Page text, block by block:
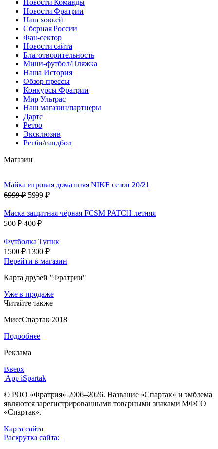
Новости Команды
Новости Фратрии
Наш хоккей
Сборная России
Фан-cектор
Новости сайта
Благотворительность
Мини-футбол/Пляжка
Наша История
Обзор прессы
Конкурсы Фратрии
Мир Ультрас
Наш магазин/партнеры
Дартс
Ретро
Эксклюзив
Регби/гандбол
Магазин
Майка игровая домашняя NIKE сезон 20/21
6999 ₽ 5999 ₽
Маска защитная чёрная FCSM PATCH летняя
500 ₽ 400 ₽
Футболка Тупик
1500 ₽ 1300 ₽
Перейти в магазин
Карта друзей "Фратрии"
Уже в продаже
Читайте также
МиссСпартак 2018
Подробнее
Реклама
Вверх
App iSpartak
© РОО «Фратрия» 2006–2026. Название «Спартак» и эмблема
являются зарегистрированными товарными знаками МФСО
«Спартак».
Карта сайта
Раскрутка сайта: